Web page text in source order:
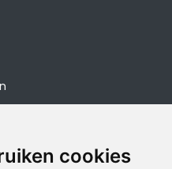
cookies